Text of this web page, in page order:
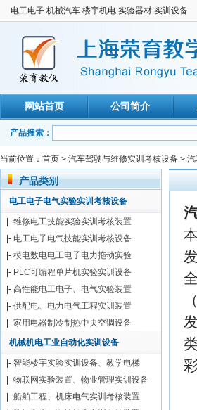
电工电子 机械汽车 楼宇机电 实验器材 实训设备
网站首页 公司简介
产品搜索：
当前位置： 首页 > 汽车驾驶与维修实训考核设备 >
产品类别
电工电子电气实验实训考核设备
|- 维修电工技能实验实训考核装置
|- 电工电子电气技能实训考核设备
|- 模电数电电工电子电力拖动实验
|- PLC可编程单片机实验实训设备
|- 高性能电工电子、电气实验装置
|- 供配电、电力电气工程实训装置
|- 家用电器制冷制热中央空调设备
机械机电工业自动化实训设备
|- 智能楼宇实验实训设备、教学电梯
|- 物联网实验装置、物业管理实训设备
|- 船舶工程、机床电气实训考核装置